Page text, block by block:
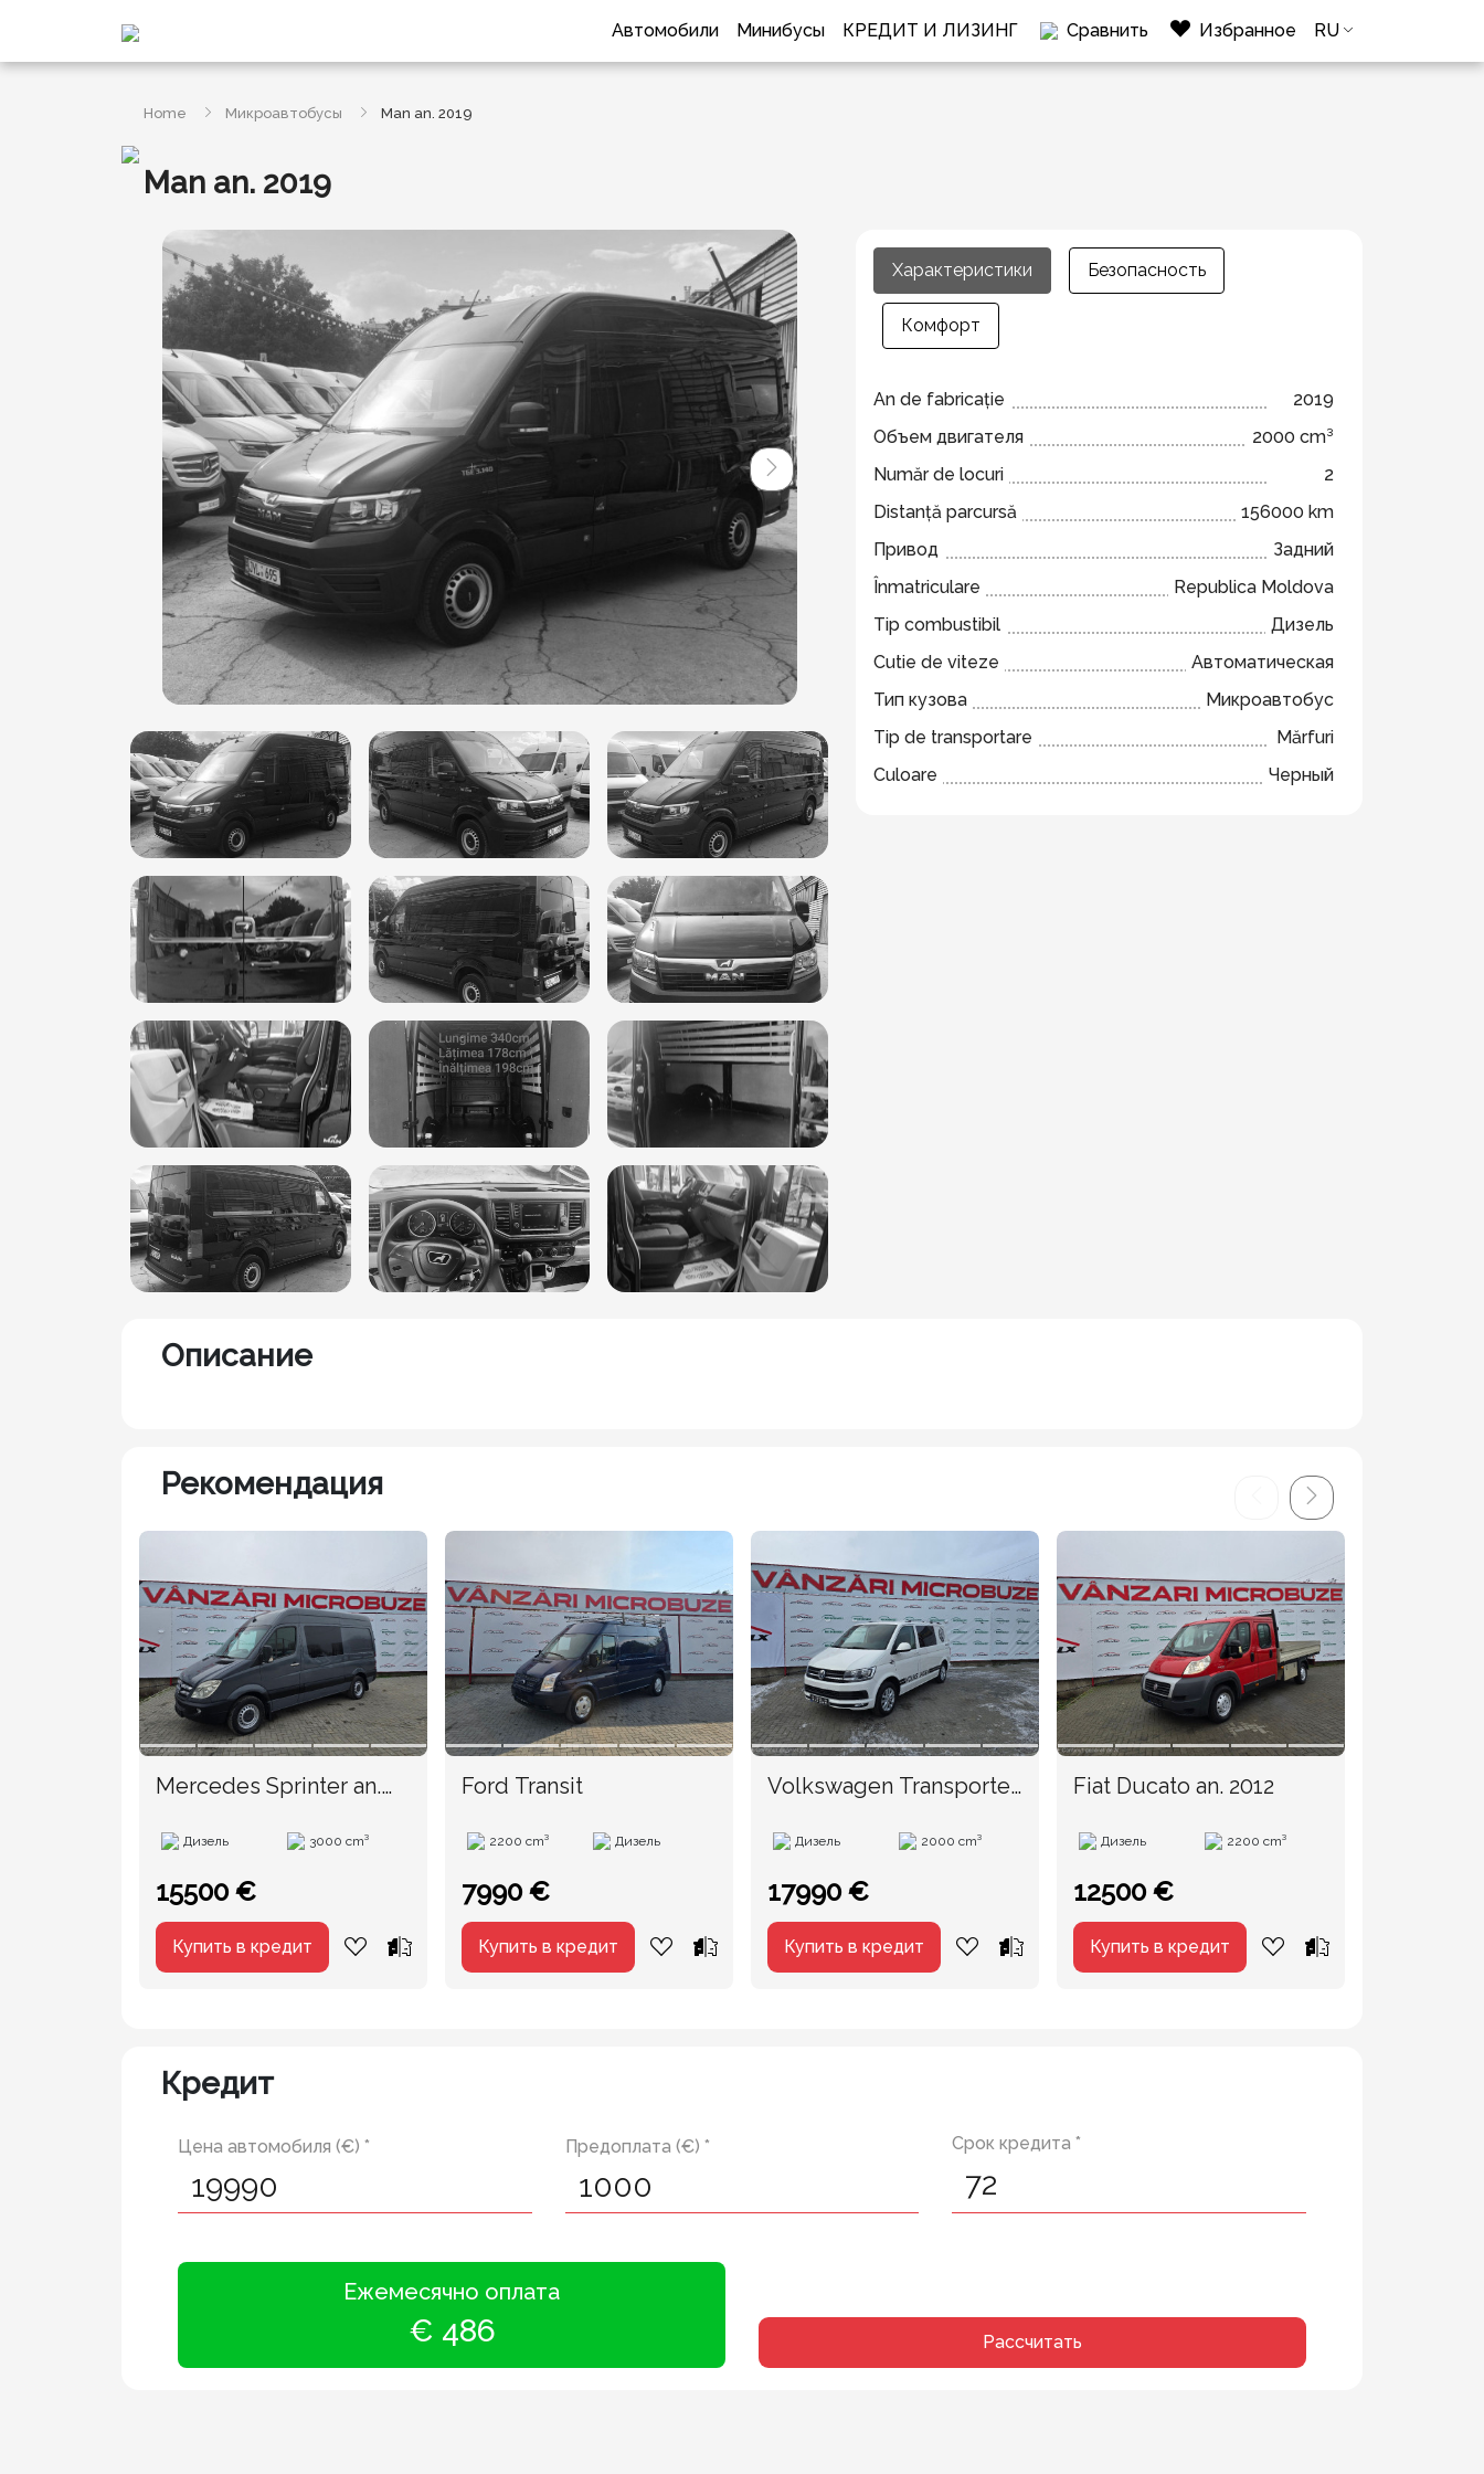
Автомобили Минибусы КРЕДИТ И ЛИЗИНГ Сравнить Избранное RU
Home Микроавтобусы Man an. 2019
Man an. 2019
Характеристики Безопасность
Комфорт
An de fabricație
2019
Объем двигателя
2000 cm³
Număr de locuri
2
Distanță parcursă
156000 km
Привод
Задний
Înmatriculare
Republica Moldova
Tip combustibil
Дизель
Cutie de viteze
Автоматическая
Тип кузова
Микроавтобус
Tip de transportare
Mărfuri
Culoare
Черный
Описание
Рекомендация
Mercedes Sprinter an.
Дизель 3000 cm³
15500 €
Купить в кредит
Ford Transit
2200 cm³ Дизель
7990 €
Купить в кредит
Volkswagen Transporter
Дизель 2000 cm³
17990 €
Купить в кредит
Fiat Ducato an. 2012
Дизель 2200 cm³
12500 €
Купить в кредит
Кредит
Цена автомобиля (€) * Предоплата (€) * Срок кредита *
Ежемесячно оплата
€ 486 Рассчитать